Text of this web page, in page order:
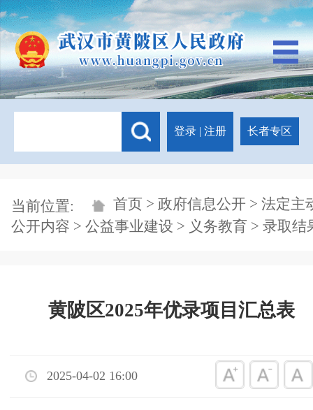
登录 | 注册 长者专区
当前位置: 首页 > 政府信息公开 > 法定主
公开内容 > 公益事业建设 > 义务教育 > 录取结
黄陂区2025年优录项目汇总表
2025-04-02 16:00